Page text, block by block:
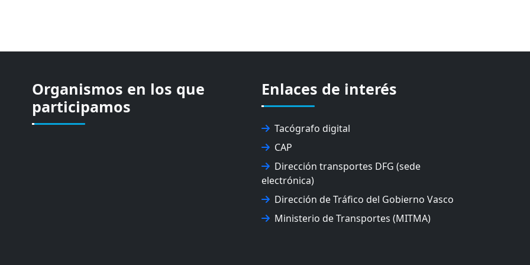
Organismos en los que
participamos
Enlaces de interés
Tacógrafo digital
CAP
Dirección transportes DFG (sede
electrónica)
Dirección de Tráfico del Gobierno Vasco
Ministerio de Transportes (MITMA)